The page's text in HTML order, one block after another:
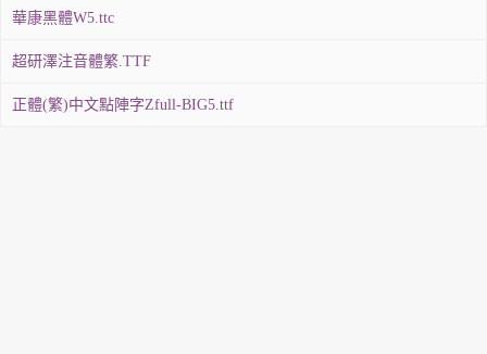
華康黑體W5.ttc
超研澤注音體繁.TTF
正體(繁)中文點陣字Zfull-BIG5.ttf